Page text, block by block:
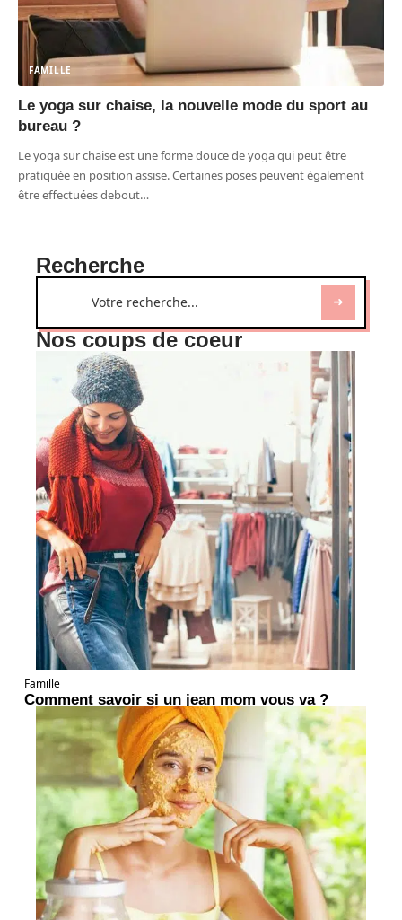
FAMILLE
Le yoga sur chaise, la nouvelle mode du sport au
bureau ?
Le yoga sur chaise est une forme douce de yoga qui peut être
pratiquée en position assise. Certaines poses peuvent également
être effectuées debout…
Recherche
Nos coups de coeur
Famille
Comment savoir si un jean mom vous va ?